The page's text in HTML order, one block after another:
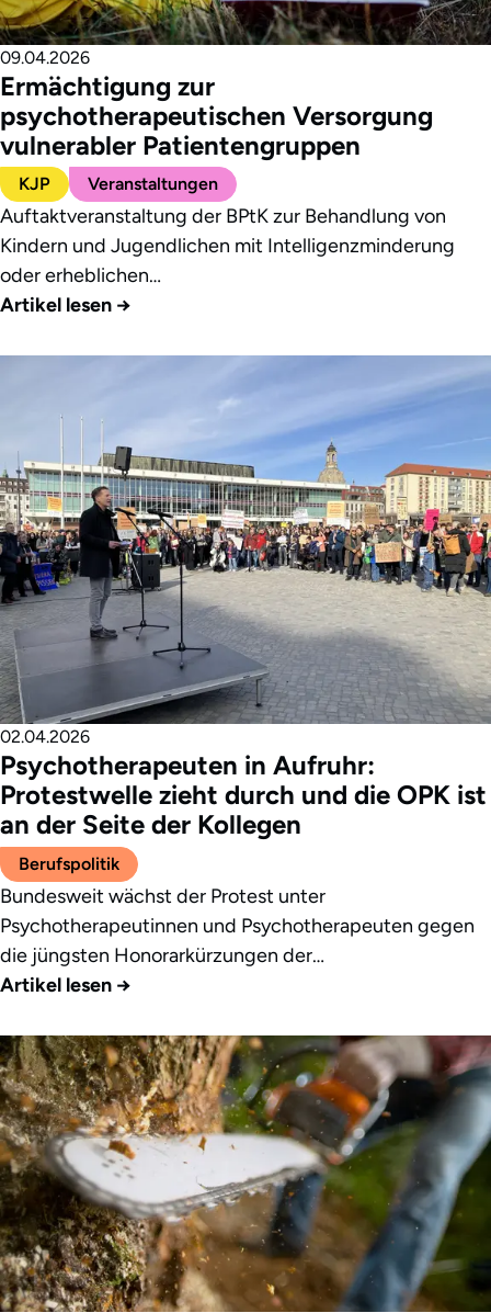
Ermächtigung zur
psychotherapeutischen Versorgung
vulnerabler Patientengruppen
09.04.2026
KJP Veranstaltungen
Auftaktveranstaltung der BPtK zur Behandlung von
Kindern und Jugendlichen mit Intelligenzminderung
oder erheblichen…
Artikel lesen →
Psychotherapeuten in Aufruhr:
Protestwelle zieht durch und die OPK ist
an der Seite der Kollegen
02.04.2026
Berufspolitik
Bundesweit wächst der Protest unter
Psychotherapeutinnen und Psychotherapeuten gegen
die jüngsten Honorarkürzungen der…
Artikel lesen →